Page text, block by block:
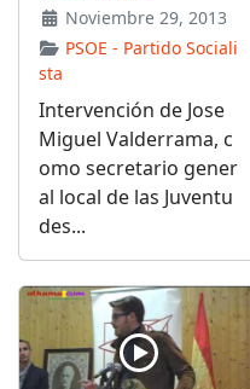
Noviembre 29, 2013
PSOE - Partido Sociali
sta
Intervención de Jose
Miguel Valderrama, c
omo secretario gener
al local de las Juventu
des...